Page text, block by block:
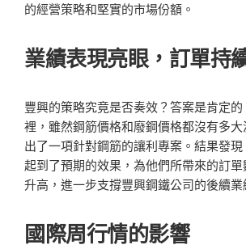
的經營策略和堅實的市場份額。
業績表現亮眼，訂單持
豐興的策略究竟是否奏效？答案是肯定
裡，雖然鋼筋價格和廢鋼價格都沒有多
出了一項針對鋼筋的讓利專案。結果發
起到了預期的效果，為他們所帶來的訂
升高，進一步支撐豐興鋼鐵公司的後續業
國際周行情的影響